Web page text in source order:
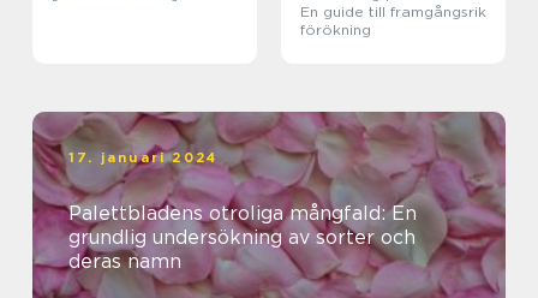
En guide till framgångsrik
förökning
17. januari 2024
Palettbladens otroliga mångfald: En
grundlig undersökning av sorter och
deras namn